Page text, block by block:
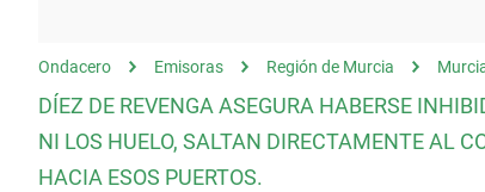
gato
Operación ViudaNavarra
Ondacero Emisoras Región de Murcia
DÍEZ DE REVENGA ASEGURA HABERSE
NI LOS HUELO, SALTAN DIRECTAMENTE AL
HACIA ESOS PUERTOS.